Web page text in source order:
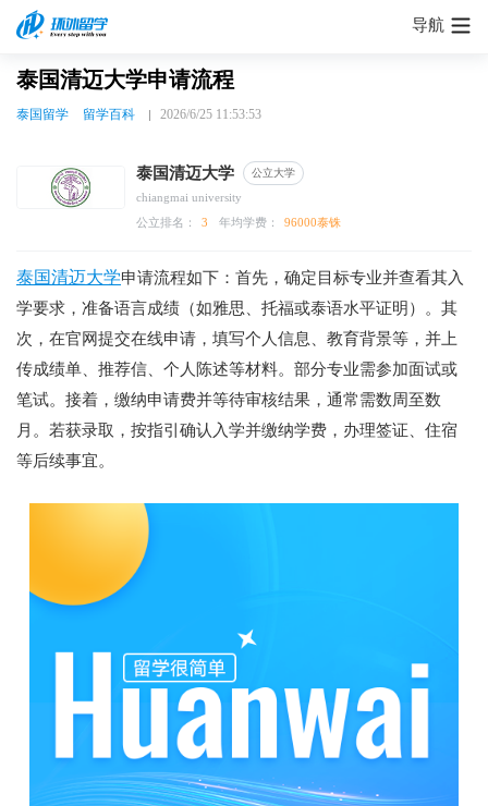
导航
泰国清迈大学申请流程
泰国留学 留学百科 2026/6/25 11:53:53
泰国清迈大学 公立大学
chiangmai university
公立排名：
3 年均学费： 96000泰铢
泰国清迈大学申请流程如下：首先，确定目标专业并查看其入
学要求，准备语言成绩（如雅思、托福或泰语水平证明）。其
次，在官网提交在线申请，填写个人信息、教育背景等，并上
传成绩单、推荐信、个人陈述等材料。部分专业需参加面试或
笔试。接着，缴纳申请费并等待审核结果，通常需数周至数
月。若获录取，按指引确认入学并缴纳学费，办理签证、住宿
等后续事宜。